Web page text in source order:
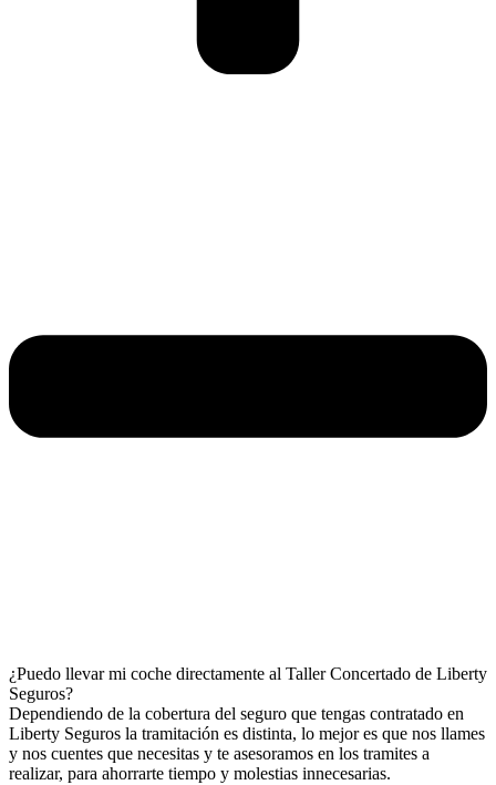
¿Puedo llevar mi coche directamente al Taller Concertado de Liberty
Seguros?
Dependiendo de la cobertura del seguro que tengas contratado en
Liberty Seguros la tramitación es distinta, lo mejor es que nos llames
y nos cuentes que necesitas y te asesoramos en los tramites a
realizar, para ahorrarte tiempo y molestias innecesarias.